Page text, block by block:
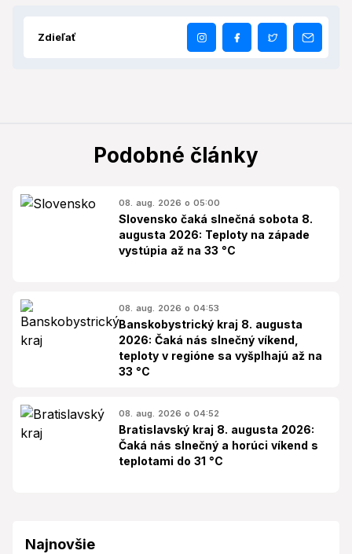
Zdieľať
Podobné články
08. aug. 2026 o 05:00
Slovensko čaká slnečná sobota 8.
augusta 2026: Teploty na západe
vystúpia až na 33 °C
08. aug. 2026 o 04:53
Banskobystrický kraj 8. augusta
2026: Čaká nás slnečný víkend,
teploty v regióne sa vyšplhajú až na
33 °C
08. aug. 2026 o 04:52
Bratislavský kraj 8. augusta 2026:
Čaká nás slnečný a horúci víkend s
teplotami do 31 °C
Najnovšie